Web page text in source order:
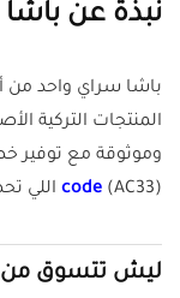
نبذة عن
باشا سراي واحد من
المنتجات التركية
وموثوقة مع توفير
code (AC33) اللي تحصل عليه من منصة كل الكوبونات.
ليش تتسوق من